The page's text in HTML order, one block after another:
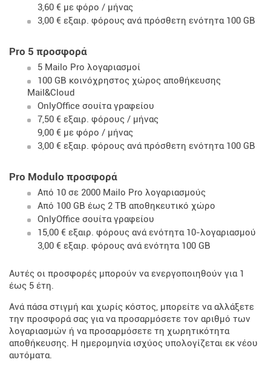
3,60 € με φόρο / μήνας
3,00 € εξαιρ. φόρους ανά πρόσθετη ενότητα 100 GB
Pro 5 προσφορά
5 Mailo Pro λογαριασμοί
100 GB κοινόχρηστος χώρος αποθήκευσης
Mail&Cloud
OnlyOffice σουίτα γραφείου
7,50 € εξαιρ. φόρους / μήνας
9,00 € με φόρο / μήνας
3,00 € εξαιρ. φόρους ανά πρόσθετη ενότητα 100 GB
Pro Modulo προσφορά
Από 10 σε 2000 Mailo Pro λογαριασμούς
Από 100 GB έως 2 TB αποθηκευτικό χώρο
OnlyOffice σουίτα γραφείου
15,00 € εξαιρ. φόρους ανά ενότητα 10-λογαριασμού
3,00 € εξαιρ. φόρους ανά ενότητα 100 GB
Αυτές οι προσφορές μπορούν να ενεργοποιηθούν για 1
έως 5 έτη.
Ανά πάσα στιγμή και χωρίς κόστος, μπορείτε να αλλάξετε
την προσφορά σας για να προσαρμόσετε τον αριθμό των
λογαριασμών ή να προσαρμόσετε τη χωρητικότητα
αποθήκευσης. Η ημερομηνία ισχύος υπολογίζεται εκ νέου
αυτόματα.